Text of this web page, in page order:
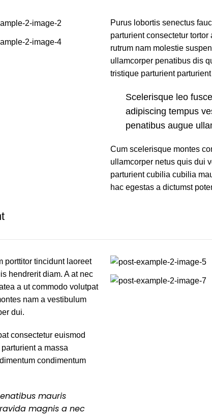
Purus lobortis senectus
parturient consectetur
rutrum nam molestie
ullamcorper penatibus dis
tristique parturient
Scelerisque leo
adipiscing tempus
penatibus augue
Cum scelerisque montes
ullamcorper netus quis dui
parturient cubilia cubilia
hac egestas a dictumst
porttitor tincidunt laoreet
hendrerit diam. A at nec
a ut commodo volutpat
nam a vestibulum
dui.
consectetur euismod
a massa
condimentum
mauris
magnis a nec